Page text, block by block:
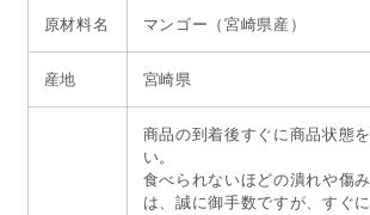
原材料名 マンゴー（宮崎県産）
産地 宮崎県
商品の到着後すぐに商品状態
い。
食べられないほどの潰れや傷
は、誠に御手数ですが、すぐ